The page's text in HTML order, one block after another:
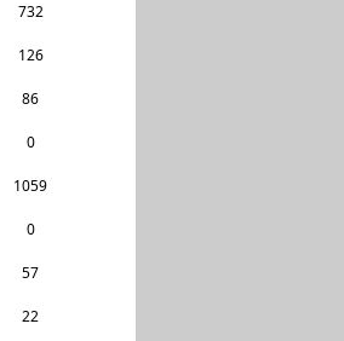
732
126
86
0
1059
0
57
22